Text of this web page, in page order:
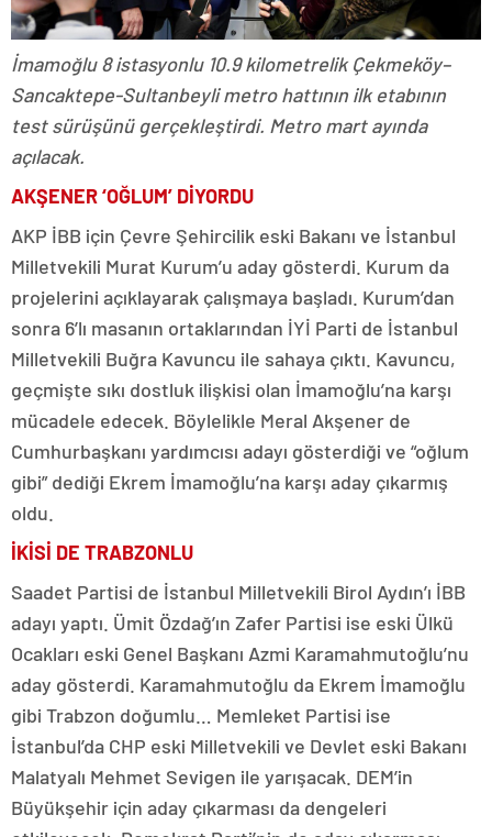
İmamoğlu 8 istasyonlu 10.9 kilometrelik Çekmeköy–
Sancaktepe-Sultanbeyli metro hattının ilk etabının
test sürüşünü gerçekleştirdi. Metro mart ayında
açılacak.
AKŞENER ‘OĞLUM’ DİYORDU
AKP İBB için Çevre Şehircilik eski Bakanı ve İstanbul
Milletvekili Murat Kurum’u aday gösterdi. Kurum da
projelerini açıklayarak çalışmaya başladı. Kurum’dan
sonra 6’lı masanın ortaklarından İYİ Parti de İstanbul
Milletvekili Buğra Kavuncu ile sahaya çıktı. Kavuncu,
geçmişte sıkı dostluk ilişkisi olan İmamoğlu’na karşı
mücadele edecek. Böylelikle Meral Akşener de
Cumhurbaşkanı yardımcısı adayı gösterdiği ve “oğlum
gibi” dediği Ekrem İmamoğlu’na karşı aday çıkarmış
oldu.
İKİSİ DE TRABZONLU
Saadet Partisi de İstanbul Milletvekili Birol Aydın’ı İBB
adayı yaptı. Ümit Özdağ’ın Zafer Partisi ise eski Ülkü
Ocakları eski Genel Başkanı Azmi Karamahmutoğlu’nu
aday gösterdi. Karamahmutoğlu da Ekrem İmamoğlu
gibi Trabzon doğumlu… Memleket Partisi ise
İstanbul’da CHP eski Milletvekili ve Devlet eski Bakanı
Malatyalı Mehmet Sevigen ile yarışacak. DEM’in
Büyükşehir için aday çıkarması da dengeleri